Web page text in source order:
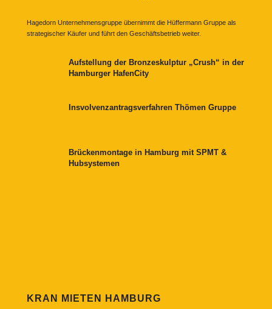
Hagedorn Unternehmensgruppe übernimmt die Hüffermann Gruppe als
strategischer Käufer und führt den Geschäftsbetrieb weiter.
Aufstellung der Bronzeskulptur „Crush“ in der
Hamburger HafenCity
Insvolvenzantragsverfahren Thömen Gruppe
Brückenmontage in Hamburg mit SPMT &
Hubsystemen
KRAN MIETEN HAMBURG